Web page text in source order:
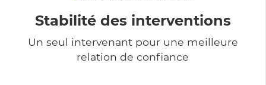
Stabilité des interventions
Un seul intervenant pour une meilleure
relation de confiance